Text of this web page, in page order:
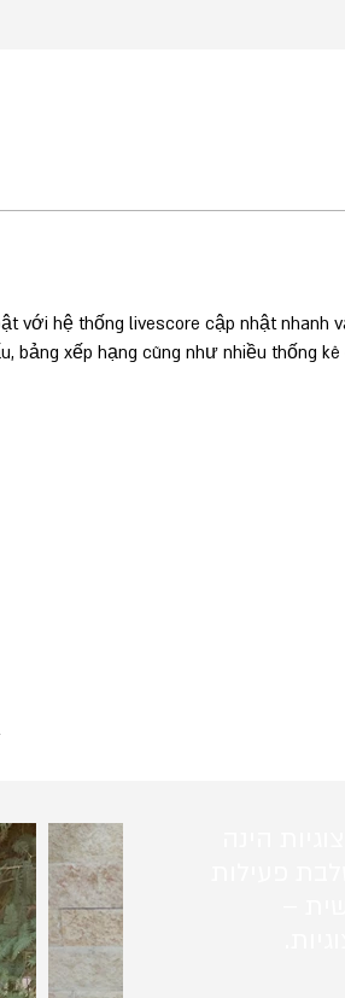
với hệ thống livescore cập nhật nhanh
xếp hạng cũng như nhiều thống